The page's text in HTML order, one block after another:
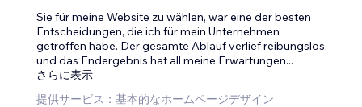
Sie für meine Website zu wählen, war eine der besten
Entscheidungen, die ich für mein Unternehmen
getroffen habe. Der gesamte Ablauf verlief reibungslos,
und das Endergebnis hat all meine Erwartungen...
さらに表示
提供サービス：基本的なホームページデザイン